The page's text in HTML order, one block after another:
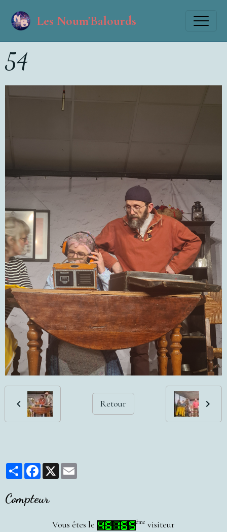
Les Noum'Balourds
54
Retour
PartagerFacebook
X
Compteur
Vous êtes le ème visiteur